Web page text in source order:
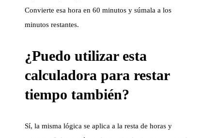
Convierte esa hora en 60 minutos y súmala a los
minutos restantes.
¿Puedo utilizar esta
calculadora para restar
tiempo también?
Sí, la misma lógica se aplica a la resta de horas y